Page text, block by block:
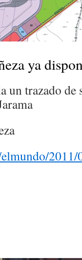
ya
un trazado de